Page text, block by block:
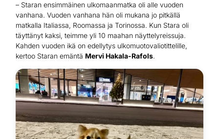
– Staran ensimmäinen ulkomaanmatka oli alle vuoden
vanhana. Vuoden vanhana hän oli mukana jo pitkällä
matkalla Italiassa, Roomassa ja Torinossa. Kun Stara oli
täyttänyt kaksi, teimme yli 10 maahan näyttelyreissuja.
Kahden vuoden ikä on edellytys ulkomuotovaliotittelille,
kertoo Staran emäntä Mervi Hakala-Rafols.